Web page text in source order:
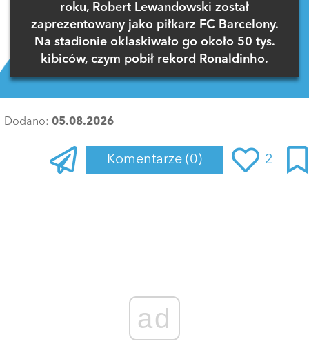
roku, Robert Lewandowski został
zaprezentowany jako piłkarz FC Barcelony.
Na stadionie oklaskiwało go około 50 tys.
kibiców, czym pobił rekord Ronaldinho.
Dodano: 05.08.2026
Komentarze (0) 2
ad